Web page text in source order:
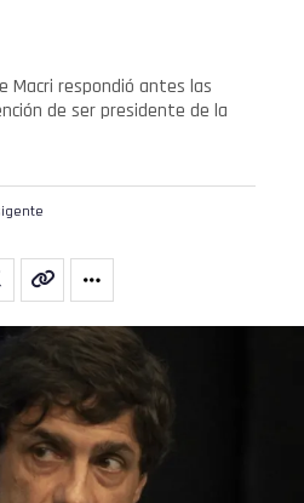
Macri respondió antes las
de ser presidente de la